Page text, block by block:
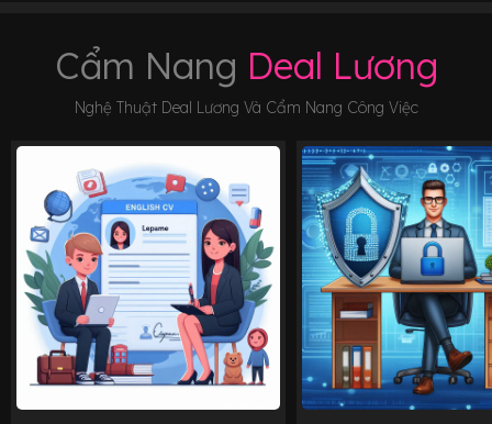
Cẩm Nang Deal Lương
Nghệ Thuật Deal Lương Và Cẩm Nang Công Việc